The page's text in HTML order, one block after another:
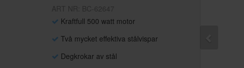
Kraftfull 500 watt motor
Två mycket effektiva stålvispar
Degkrokar av stål